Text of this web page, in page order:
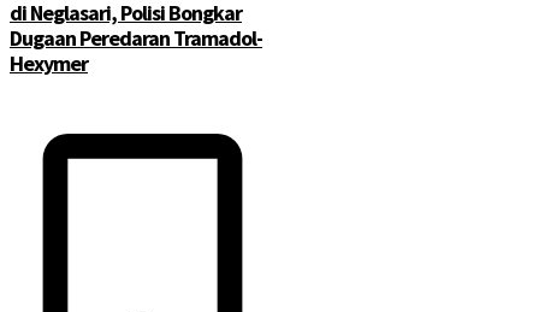
di Neglasari, Polisi Bongkar
Dugaan Peredaran Tramadol-
Hexymer